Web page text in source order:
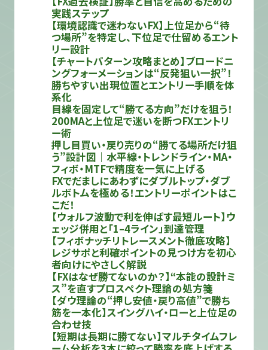
実践ステップ
【環境認識で迷わないFX】上位足から“待
つ場所”を特定し、下位足で仕留めるエント
リー設計
【チャートパターン攻略まとめ】ブロードニ
ングフォーメーションは“反発狙い一択”！
勝ちやすい出現位置とエントリー手順を体
系化
目線を固定して“勝てる方向”だけを狙う！
200MAと上位足で迷いを断つFXエントリ
ー術
押し目買い・戻り売りの“勝てる場所だけ狙
う”設計図｜水平線・トレンドライン・MA・
フィボ・MTFで精度を一気に上げる
FXでだましにあわずにダブルトップ・ダブ
ルボトムを極める！エントリーポイントはこ
こだ！
【ウォルフ波動で利を伸ばす最短ルート】ウ
ェッジ併用と「1–4ライン」到達管理
【フィボナッチリトレースメント徹底攻略】
レジサポと利確ポイントの見つけ方を初心
者向けにやさしく解説
【FXはなぜ勝てないのか？】“本能の設計ミ
ス”を直すプロスペクト理論の処方箋
【ダウ理論の“押し安値・戻り高値”で勝ち
筋を一本化】スイングハイ・ローと上位足の
合わせ技
【短期は長期に勝てない】マルチタイムフレ